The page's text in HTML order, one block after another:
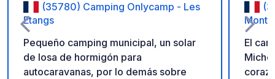
(35780) Camping Onlycamp - Les
Etangs
Pequeño camping municipal, un solar
de losa de hormigón para
autocaravanas, por lo demás sobre
Mont
El